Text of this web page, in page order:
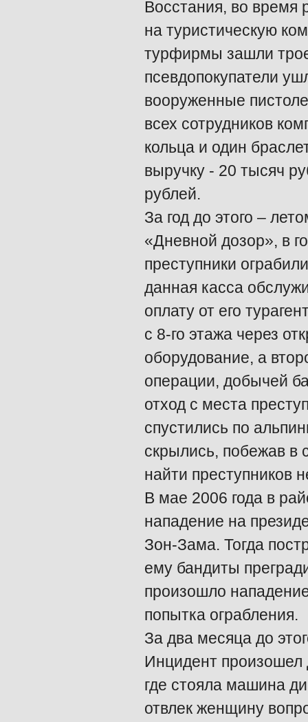
Восстания, во время
на туристическую
турфирмы зашли
псевдопокупатели
вооруженные
всех сотрудников
кольца и один
выручку - 20 тысяч
рублей.
За год до этого –
«Дневной дозор», в
преступники
данная касса
оплату от его
с 8-го этажа через
оборудование, а
операции, добычей
отход с места
спустились по
скрылись, побежав в
найти преступников
В мае 2006 года в
нападение на
Зон-Зама. Тогда
ему бандиты
произошло
попытка ограбления.
За два месяца до
Инцидент
где стояла машина
отвлек женщину